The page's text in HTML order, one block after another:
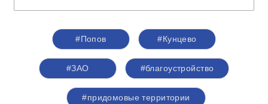
#Попов #Кунцево
#ЗАО #благоустройство
#придомовые территории